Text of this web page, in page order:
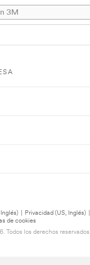
Inglés) Privacidad (US, Inglés)
de cookies
Todos los derechos reservados..